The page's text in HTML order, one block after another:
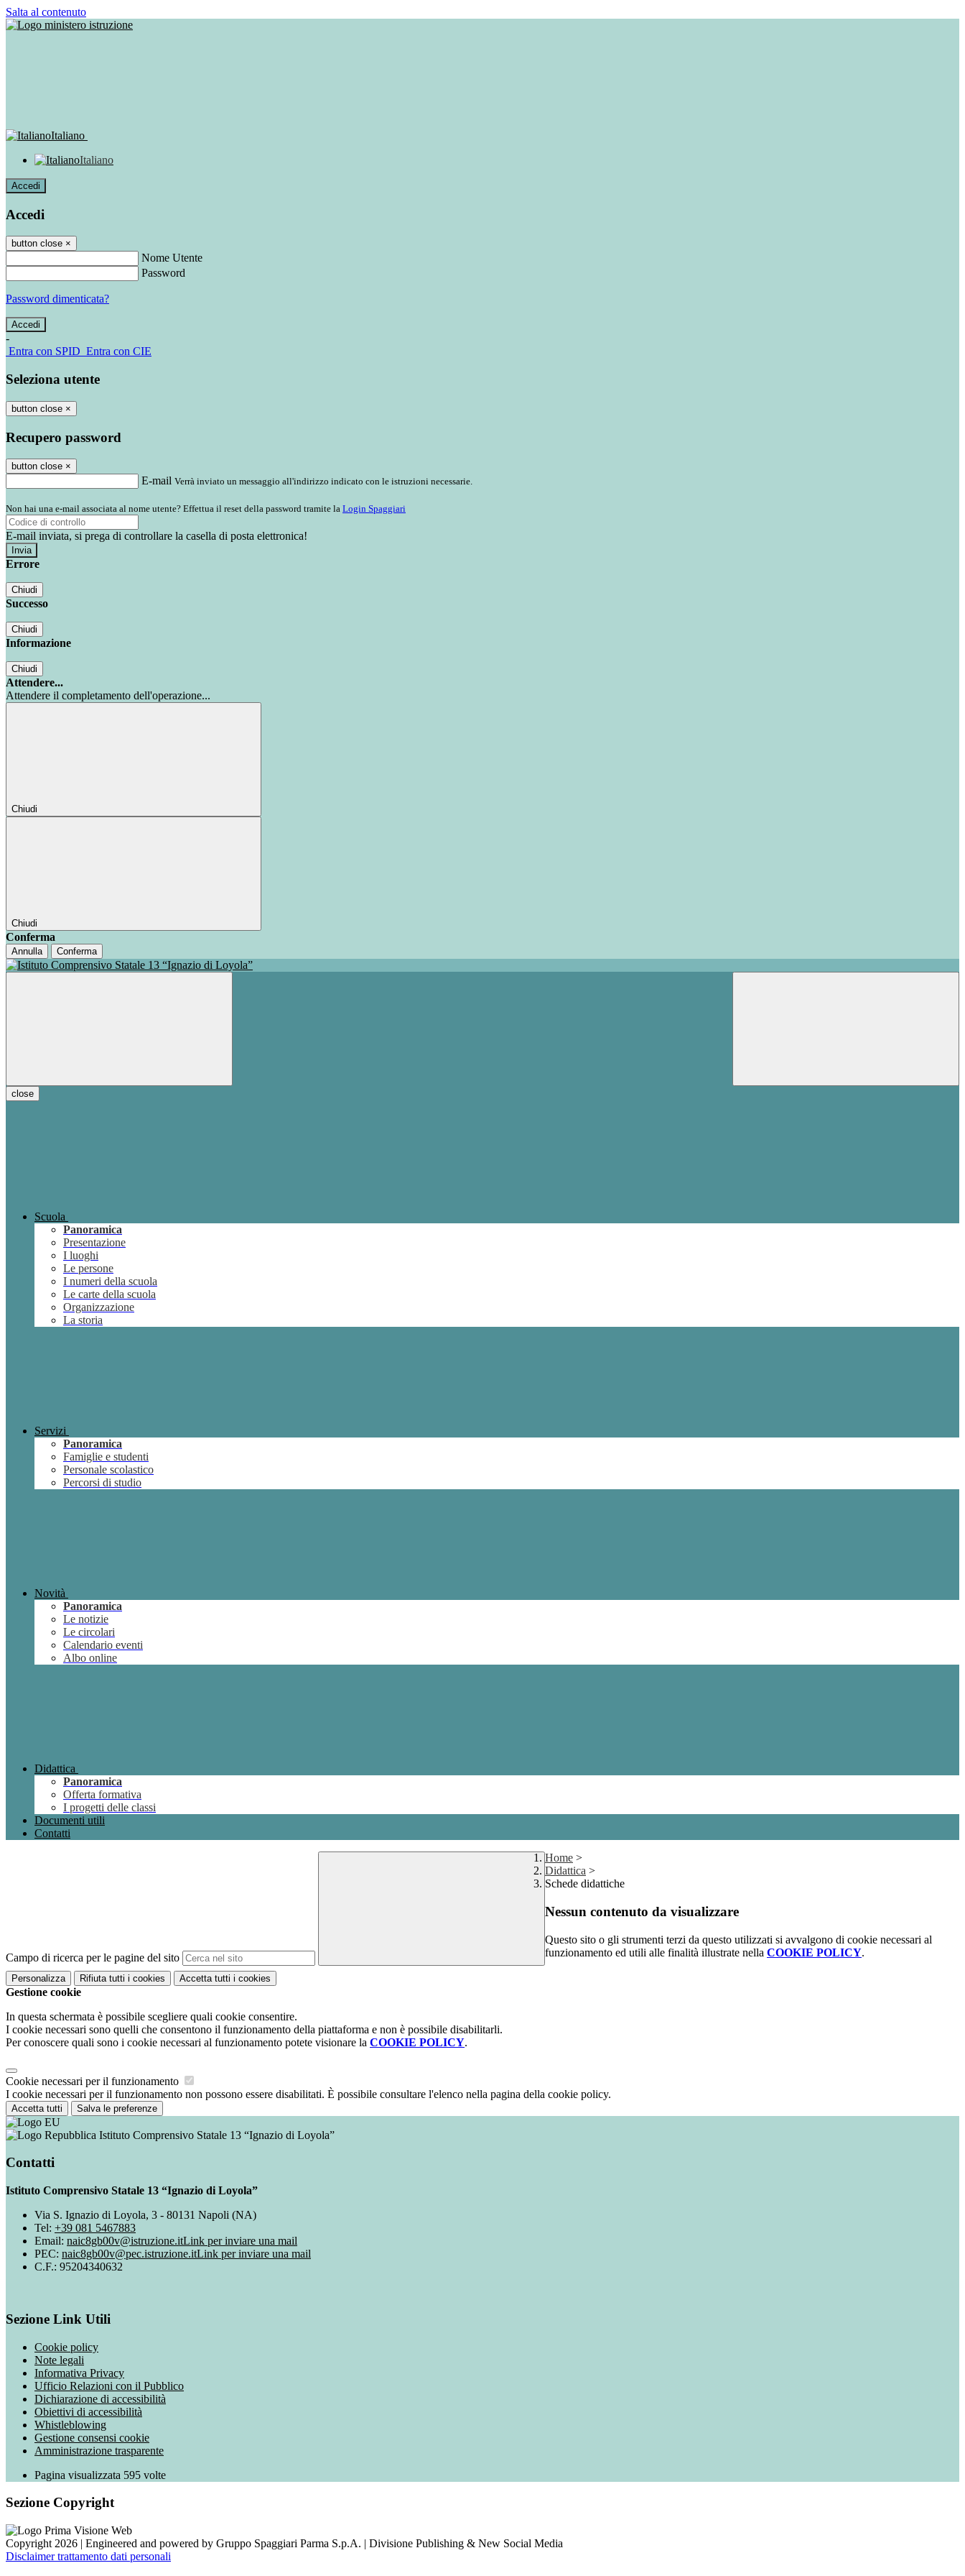
Salta al contenuto
Italiano
Italiano
Accedi
Accedi
button close ×
Nome Utente
Password
Password dimenticata?
-
Entra con SPID Entra con CIE
Seleziona utente
button close ×
Recupero password
button close ×
E-mail Verrà inviato un messaggio all'indirizzo indicato con le istruzioni necessarie.
Non hai una e-mail associata al nome utente? Effettua il reset della password tramite la Login Spaggiari
E-mail inviata, si prega di controllare la casella di posta elettronica!
Errore
Chiudi
Successo
Chiudi
Informazione
Chiudi
Attendere...
Attendere il completamento dell'operazione...
Chiudi
Chiudi
Conferma
Annulla Conferma
close
Scuola
Panoramica
Presentazione
I luoghi
Le persone
I numeri della scuola
Le carte della scuola
Organizzazione
La storia
Servizi
Panoramica
Famiglie e studenti
Personale scolastico
Percorsi di studio
Novità
Panoramica
Le notizie
Le circolari
Calendario eventi
Albo online
Didattica
Panoramica
Offerta formativa
I progetti delle classi
Documenti utili
Contatti
Campo di ricerca per le pagine del sito
Home >
Didattica >
Schede didattiche
Nessun contenuto da visualizzare
Questo sito o gli strumenti terzi da questo utilizzati si avvalgono di cookie necessari al
funzionamento ed utili alle finalità illustrate nella COOKIE POLICY.
Personalizza Rifiuta tutti i cookies Accetta tutti i cookies
Gestione cookie
In questa schermata è possibile scegliere quali cookie consentire.
I cookie necessari sono quelli che consentono il funzionamento della piattaforma e non è possibile disabilitarli.
Per conoscere quali sono i cookie necessari al funzionamento potete visionare la COOKIE POLICY.
Cookie necessari per il funzionamento
I cookie necessari per il funzionamento non possono essere disabilitati. È possibile consultare l'elenco nella pagina della cookie policy.
Accetta tutti Salva le preferenze
Istituto Comprensivo Statale 13 “Ignazio di Loyola”
Contatti
Istituto Comprensivo Statale 13 “Ignazio di Loyola”
Via S. Ignazio di Loyola, 3 - 80131 Napoli (NA)
Tel: +39 081 5467883
Email: naic8gb00v@istruzione.itLink per inviare una mail
PEC: naic8gb00v@pec.istruzione.itLink per inviare una mail
C.F.: 95204340632
Sezione Link Utili
Cookie policy
Note legali
Informativa Privacy
Ufficio Relazioni con il Pubblico
Dichiarazione di accessibilità
Obiettivi di accessibilità
Whistleblowing
Gestione consensi cookie
Amministrazione trasparente
Pagina visualizzata 595 volte
Sezione Copyright
Copyright 2026 | Engineered and powered by Gruppo Spaggiari Parma S.p.A. | Divisione Publishing & New Social Media
Disclaimer trattamento dati personali